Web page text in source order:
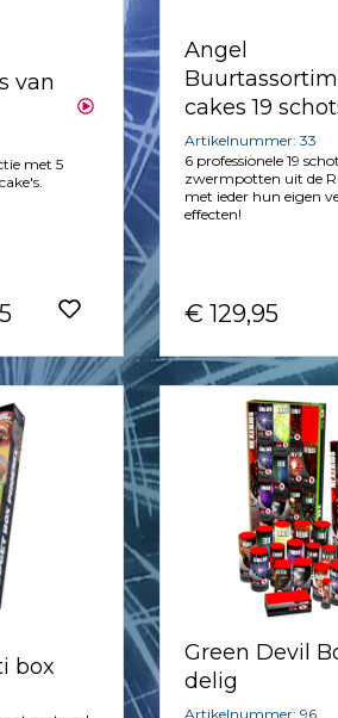
van
met 5
Angel
cakes 19
Artikelnummer: 33
6 professionele 19
zwermpotten uit de
met ieder hun eigen
effecten!
€ 129,95
box
Green Devil
delig
Artikelnummer: 96